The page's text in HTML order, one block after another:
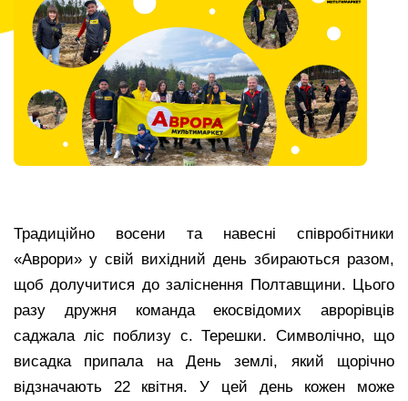
Традиційно восени та навесні співробітники
«Аврори» у свій вихідний день збираються разом,
щоб долучитися до заліснення Полтавщини. Цього
разу дружня команда екосвідомих аврорівців
саджала ліс поблизу с. Терешки. Символічно, що
висадка припала на День землі, який щорічно
відзначають 22 квітня. У цей день кожен може